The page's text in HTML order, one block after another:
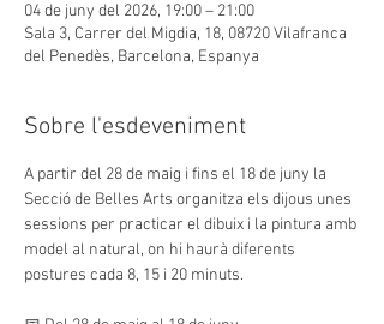
04 de juny del 2026, 19:00 – 21:00
Sala 3, Carrer del Migdia, 18, 08720 Vilafranca
del Penedès, Barcelona, Espanya
Sobre l'esdeveniment
A partir del 28 de maig i fins el 18 de juny la
Secció de Belles Arts organitza els dijous unes
sessions per practicar el dibuix i la pintura amb
model al natural, on hi haurà diferents
postures cada 8, 15 i 20 minuts.